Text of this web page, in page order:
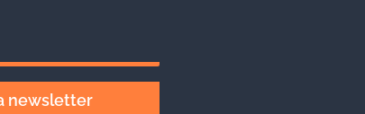
newsletter